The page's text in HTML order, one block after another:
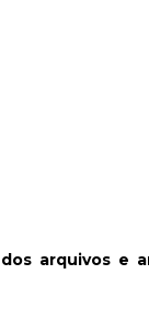
arquivos e